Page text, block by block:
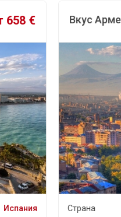
€ Вкус Армении!
Страна